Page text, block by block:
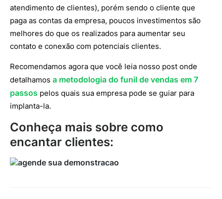
atendimento de clientes), porém sendo o cliente que
paga as contas da empresa, poucos investimentos são
melhores do que os realizados para aumentar seu
contato e conexão com potenciais clientes.
Recomendamos agora que você leia nosso post onde
detalhamos a metodologia do funil de vendas em 7
passos pelos quais sua empresa pode se guiar para
implanta-la.
Conheça mais sobre como
encantar clientes: